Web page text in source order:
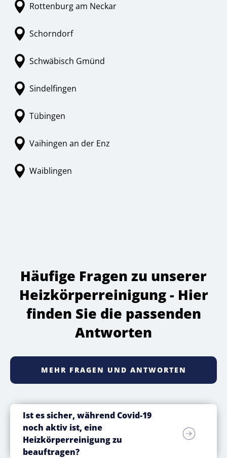
Rottenburg am Neckar
Schorndorf
Schwäbisch Gmünd
Sindelfingen
Tübingen
Vaihingen an der Enz
Waiblingen
Häufige Fragen zu unserer
Heizkörperreinigung - Hier
finden Sie die passenden
Antworten
MEHR FRAGEN UND ANTWORTEN
Ist es sicher, während Covid-19
noch aktiv ist, eine
Heizkörperreinigung zu
beauftragen?